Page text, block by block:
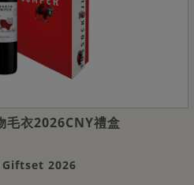
毛衣2026CNY禮盒
Giftset 2026